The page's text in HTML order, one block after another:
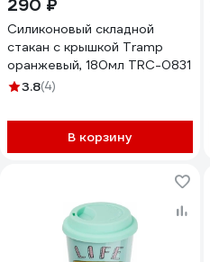
290 ₽
Силиконовый складной
стакан с крышкой Tramp
оранжевый, 180мл TRC-0831
3.8(4)
В корзину